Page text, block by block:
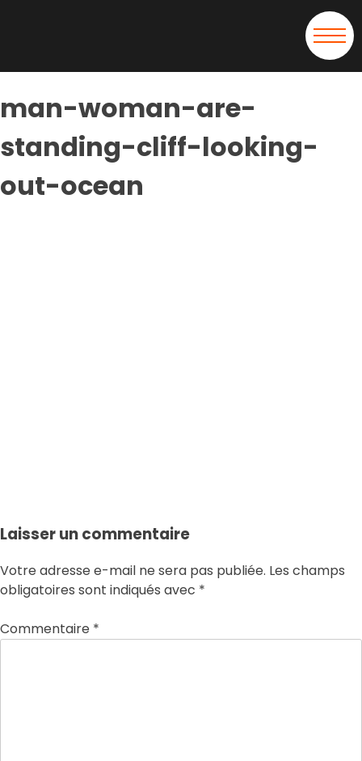
man-woman-are-
standing-cliff-looking-
out-ocean
Laisser un commentaire
Votre adresse e-mail ne sera pas publiée. Les champs
obligatoires sont indiqués avec *
Commentaire *